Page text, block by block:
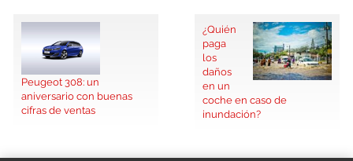
Peugeot 308: un
aniversario con buenas
cifras de ventas
¿Quién
paga
los
daños
en un
coche en caso de
inundación?